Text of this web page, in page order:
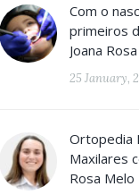
Com o
primeiros
Joana
25 January,
Ortopedia
Maxilares
Rosa Melo